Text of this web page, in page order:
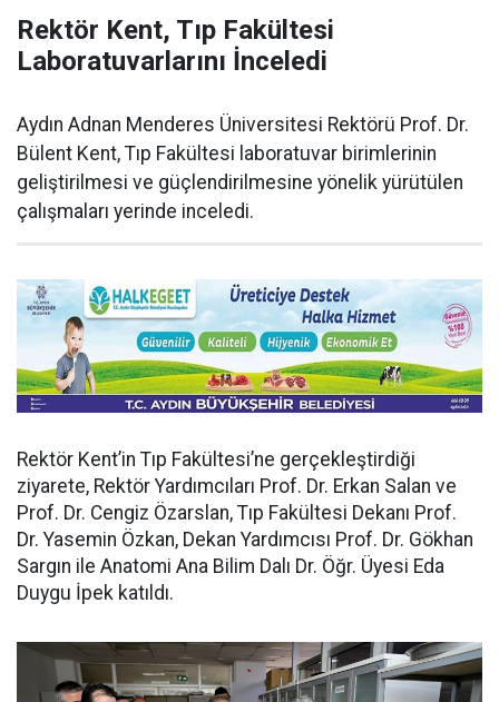
Rektör Kent, Tıp Fakültesi
Laboratuvarlarını İnceledi
Aydın Adnan Menderes Üniversitesi Rektörü Prof. Dr.
Bülent Kent, Tıp Fakültesi laboratuvar birimlerinin
geliştirilmesi ve güçlendirilmesine yönelik yürütülen
çalışmaları yerinde inceledi.
Rektör Kent’in Tıp Fakültesi’ne gerçekleştirdiği
ziyarete, Rektör Yardımcıları Prof. Dr. Erkan Salan ve
Prof. Dr. Cengiz Özarslan, Tıp Fakültesi Dekanı Prof.
Dr. Yasemin Özkan, Dekan Yardımcısı Prof. Dr. Gökhan
Sargın ile Anatomi Ana Bilim Dalı Dr. Öğr. Üyesi Eda
Duygu İpek katıldı.